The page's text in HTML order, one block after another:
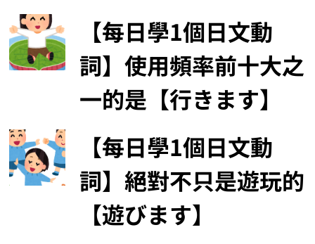
【每日學1個日文動
詞】使用頻率前十大之
一的是【行きます】
【每日學1個日文動
詞】絕對不只是遊玩的
【遊びます】